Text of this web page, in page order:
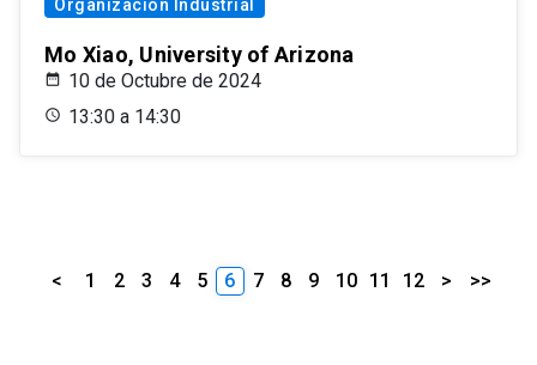
Organización Industrial
Mo Xiao, University of Arizona
10 de Octubre de 2024
13:30 a 14:30
< 1 2 3 4 5 6 7 8 9 10 11 12 > >>